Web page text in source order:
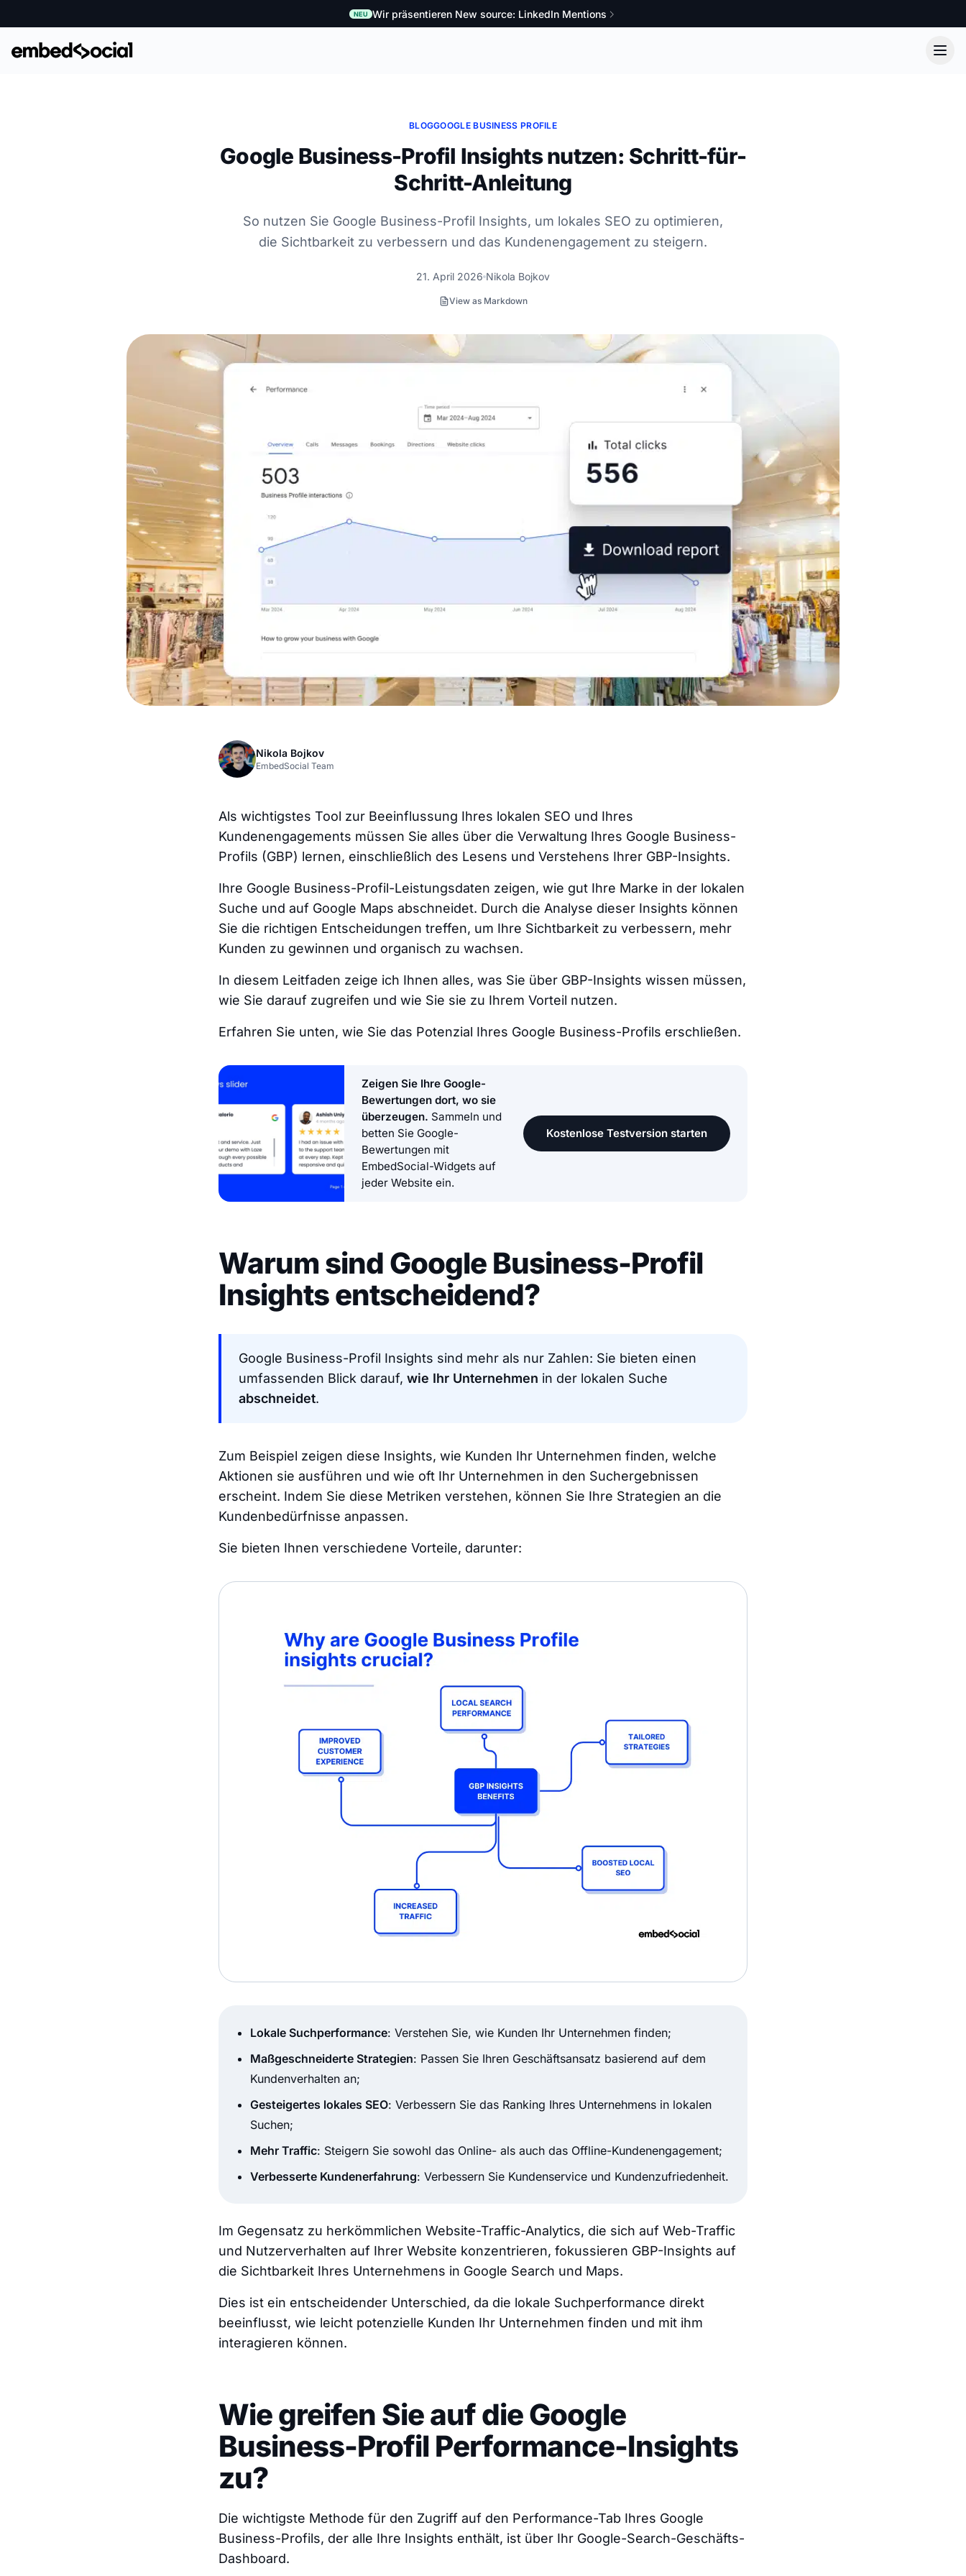
NEU Wir präsentieren New source: LinkedIn Mentions
BLOGGOOGLE BUSINESS PROFILE
Google Business-Profil Insights nutzen: Schritt-für-
Schritt-Anleitung
So nutzen Sie Google Business-Profil Insights, um lokales SEO zu optimieren,
die Sichtbarkeit zu verbessern und das Kundenengagement zu steigern.
21. April 2026 Nikola Bojkov
View as Markdown
Nikola Bojkov
EmbedSocial Team
Als wichtigstes Tool zur Beeinflussung Ihres lokalen SEO und Ihres
Kundenengagements müssen Sie alles über die Verwaltung Ihres Google Business-
Profils (GBP) lernen, einschließlich des Lesens und Verstehens Ihrer GBP-Insights.
Ihre Google Business-Profil-Leistungsdaten zeigen, wie gut Ihre Marke in der lokalen
Suche und auf Google Maps abschneidet. Durch die Analyse dieser Insights können
Sie die richtigen Entscheidungen treffen, um Ihre Sichtbarkeit zu verbessern, mehr
Kunden zu gewinnen und organisch zu wachsen.
In diesem Leitfaden zeige ich Ihnen alles, was Sie über GBP-Insights wissen müssen,
wie Sie darauf zugreifen und wie Sie sie zu Ihrem Vorteil nutzen.
Erfahren Sie unten, wie Sie das Potenzial Ihres Google Business-Profils erschließen.
Zeigen Sie Ihre Google-
Bewertungen dort, wo sie
überzeugen. Sammeln und
betten Sie Google-
Bewertungen mit
EmbedSocial-Widgets auf
jeder Website ein.
Kostenlose Testversion starten
Warum sind Google Business-Profil
Insights entscheidend?
Google Business-Profil Insights sind mehr als nur Zahlen: Sie bieten einen
umfassenden Blick darauf, wie Ihr Unternehmen in der lokalen Suche
abschneidet.
Zum Beispiel zeigen diese Insights, wie Kunden Ihr Unternehmen finden, welche
Aktionen sie ausführen und wie oft Ihr Unternehmen in den Suchergebnissen
erscheint. Indem Sie diese Metriken verstehen, können Sie Ihre Strategien an die
Kundenbedürfnisse anpassen.
Sie bieten Ihnen verschiedene Vorteile, darunter:
Lokale Suchperformance: Verstehen Sie, wie Kunden Ihr Unternehmen finden;
Maßgeschneiderte Strategien: Passen Sie Ihren Geschäftsansatz basierend auf dem
Kundenverhalten an;
Gesteigertes lokales SEO: Verbessern Sie das Ranking Ihres Unternehmens in lokalen
Suchen;
Mehr Traffic: Steigern Sie sowohl das Online- als auch das Offline-Kundenengagement;
Verbesserte Kundenerfahrung: Verbessern Sie Kundenservice und Kundenzufriedenheit.
Im Gegensatz zu herkömmlichen Website-Traffic-Analytics, die sich auf Web-Traffic
und Nutzerverhalten auf Ihrer Website konzentrieren, fokussieren GBP-Insights auf
die Sichtbarkeit Ihres Unternehmens in Google Search und Maps.
Dies ist ein entscheidender Unterschied, da die lokale Suchperformance direkt
beeinflusst, wie leicht potenzielle Kunden Ihr Unternehmen finden und mit ihm
interagieren können.
Wie greifen Sie auf die Google
Business-Profil Performance-Insights
zu?
Die wichtigste Methode für den Zugriff auf den Performance-Tab Ihres Google
Business-Profils, der alle Ihre Insights enthält, ist über Ihr Google-Search-Geschäfts-
Dashboard.